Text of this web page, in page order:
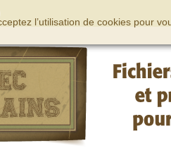
l’utilisation de cookies pour